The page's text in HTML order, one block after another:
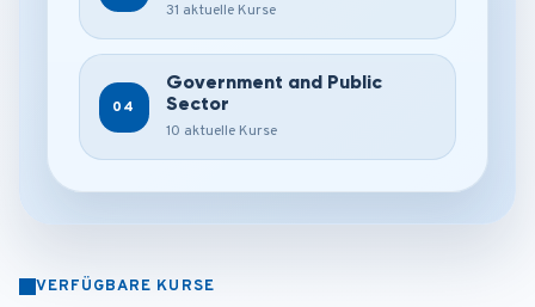
31 aktuelle Kurse
04
Government and Public
Sector
10 aktuelle Kurse
VERFÜGBARE KURSE